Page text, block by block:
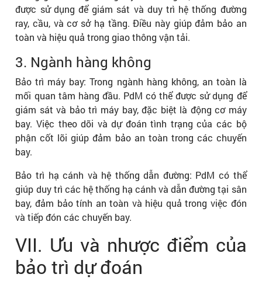
được sử dụng để giám sát và duy trì hệ thống đường
ray, cầu, và cơ sở hạ tầng. Điều này giúp đảm bảo an
toàn và hiệu quả trong giao thông vận tải.
3. Ngành hàng không
Bảo trì máy bay: Trong ngành hàng không, an toàn là
mối quan tâm hàng đầu. PdM có thể được sử dụng để
giám sát và bảo trì máy bay, đặc biệt là động cơ máy
bay. Việc theo dõi và dự đoán tình trạng của các bộ
phận cốt lõi giúp đảm bảo an toàn trong các chuyến
bay.
Bảo trì hạ cánh và hệ thống dẫn đường: PdM có thể
giúp duy trì các hệ thống hạ cánh và dẫn đường tại sân
bay, đảm bảo tính an toàn và hiệu quả trong việc đón
và tiếp đón các chuyến bay.
VII. Ưu và nhược điểm của
bảo trì dự đoán